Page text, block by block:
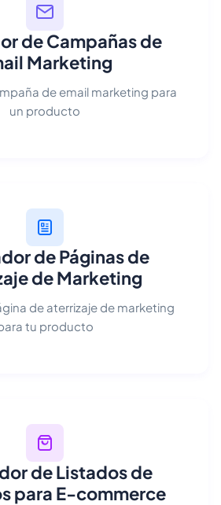
de Campañas de
Marketing
de email marketing para
un producto
de Páginas de
de Marketing
de aterrizaje de marketing
tu producto
de Listados de
para E-commerce